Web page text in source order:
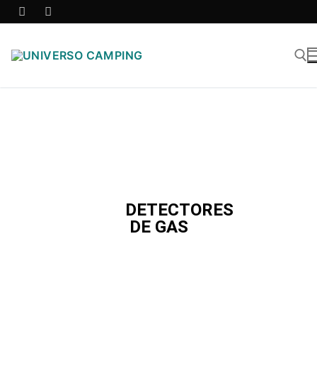
DETECTORES
DE GAS